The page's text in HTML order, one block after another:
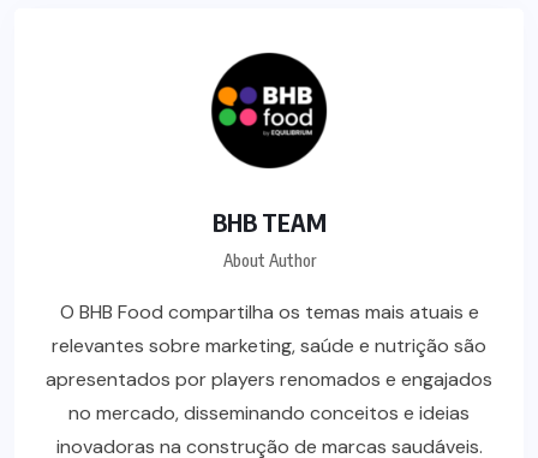
BHB TEAM
About Author
O BHB Food compartilha os temas mais atuais e
relevantes sobre marketing, saúde e nutrição são
apresentados por players renomados e engajados
no mercado, disseminando conceitos e ideias
inovadoras na construção de marcas saudáveis.